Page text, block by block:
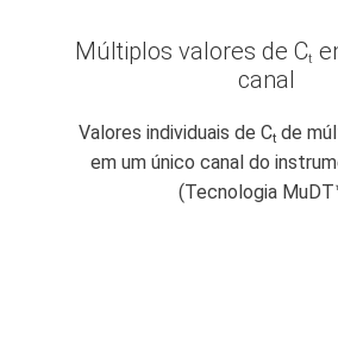
Múltiplos valores de Ct
canal
Valores individuais de Ct de
em um único canal do
(Tecnologia